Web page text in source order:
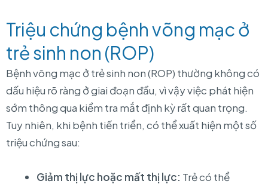
Triệu chứng bệnh võng mạc ở
trẻ sinh non (ROP)
Bệnh võng mạc ở trẻ sinh non (ROP) thường không có
dấu hiệu rõ ràng ở giai đoạn đầu, vì vậy việc phát hiện
sớm thông qua kiểm tra mắt định kỳ rất quan trọng.
Tuy nhiên, khi bệnh tiến triển, có thể xuất hiện một số
triệu chứng sau:
Giảm thị lực hoặc mất thị lực: Trẻ có thể